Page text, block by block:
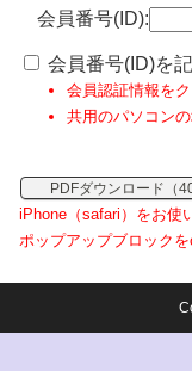
会員番号(ID):
会員番号(ID)を
会員認証情報を
共用のパソコン
PDFダウンロード（
iPhone（safari）をお使
ポップアップブロックを